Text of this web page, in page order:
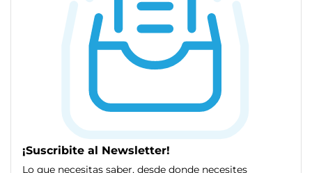
¡Suscribite al Newsletter!
Lo que necesitas saber, desde donde necesites